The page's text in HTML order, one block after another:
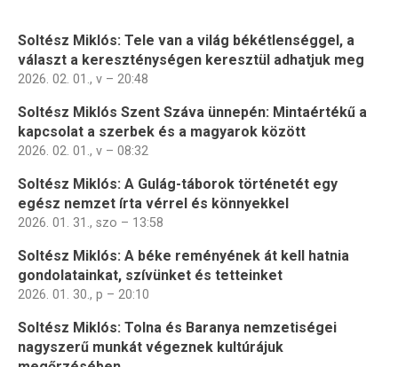
Soltész Miklós: Tele van a világ békétlenséggel, a
választ a kereszténységen keresztül adhatjuk meg
2026. 02. 01., v – 20:48
Soltész Miklós Szent Száva ünnepén: Mintaértékű a
kapcsolat a szerbek és a magyarok között
2026. 02. 01., v – 08:32
Soltész Miklós: A Gulág-táborok történetét egy
egész nemzet írta vérrel és könnyekkel
2026. 01. 31., szo – 13:58
Soltész Miklós: A béke reményének át kell hatnia
gondolatainkat, szívünket és tetteinket
2026. 01. 30., p – 20:10
Soltész Miklós: Tolna és Baranya nemzetiségei
nagyszerű munkát végeznek kultúrájuk